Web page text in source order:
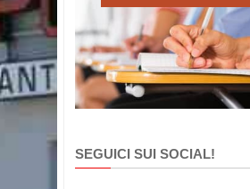
SEGUICI SUI SOCIAL!